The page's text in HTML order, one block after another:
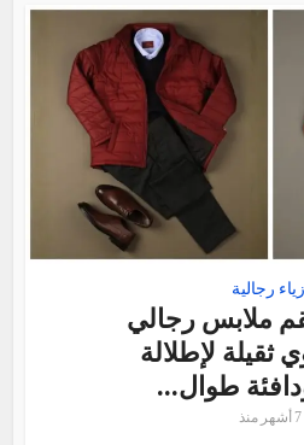
أزياء رجالية
ملابس رجالي
ثقيلة لإطلالة
طوال...
7 أشهر منذ